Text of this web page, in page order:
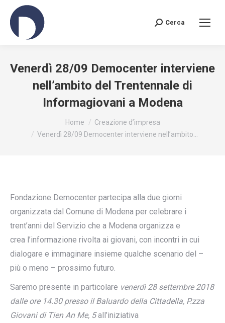
Search:
Cerca
Venerdì 28/09 Democenter interviene
nell’ambito del Trentennale di
Informagiovani a Modena
Home
Creazione d’impresa
Venerdì 28/09 Democenter interviene nell’ambito…
Fondazione Democenter partecipa alla due giorni
organizzata dal Comune di Modena per celebrare i
trent’anni del Servizio che a Modena organizza e
crea l’informazione rivolta ai giovani, con incontri in cui
dialogare e immaginare insieme qualche scenario del –
più o meno – prossimo futuro.
Saremo presente in particolare venerdì 28 settembre 2018
dalle ore 14.30 presso il Baluardo della Cittadella, P.zza
Giovani di Tien An Me, 5all’iniziativa